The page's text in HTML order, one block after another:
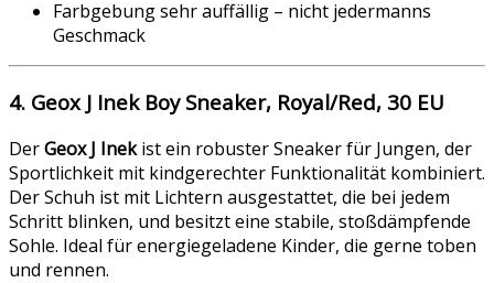
Farbgebung sehr auffällig – nicht jedermanns
Geschmack
4. Geox J Inek Boy Sneaker, Royal/Red, 30 EU
DerGeox J Inekist ein robuster Sneaker für Jungen, der
Sportlichkeit mit kindgerechter Funktionalität kombiniert.
Der Schuh ist mit Lichtern ausgestattet, die bei jedem
Schritt blinken, und besitzt eine stabile, stoßdämpfende
Sohle. Ideal für energiegeladene Kinder, die gerne toben
und rennen.